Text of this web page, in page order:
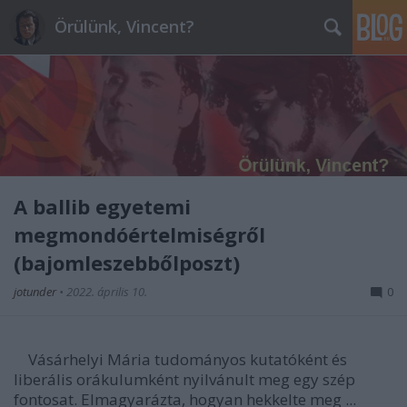
Örülünk, Vincent?
A ballib egyetemi
megmondóértelmiségről
(bajomleszebbőlposzt)
jotunder • 2022. április 10. 0
Vásárhelyi Mária tudományos kutatóként és
liberális orákulumként nyilvánult meg egy szép
fontosat. Elmagyarázta, hogyan hekkelte meg ...